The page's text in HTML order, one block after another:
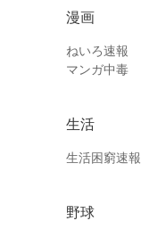
漫画
ねいろ速報
マンガ中毒
生活
生活困窮速報
野球